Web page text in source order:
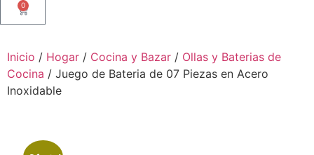
0
Inicio / Hogar / Cocina y Bazar / Ollas y Baterias de
Cocina / Juego de Bateria de 07 Piezas en Acero
Inoxidable